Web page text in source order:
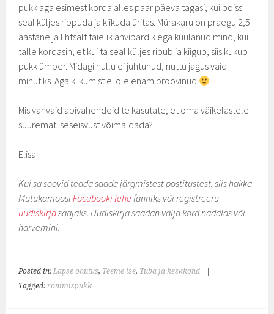
pukk aga esimest korda alles paar päeva tagasi, kui poiss
seal küljes rippuda ja kiikuda üritas. Mürakaru on praegu 2,5-
aastane ja lihtsalt täielik ahvipärdik ega kuulanud mind, kui
talle kordasin, et kui ta seal küljes ripub ja kiigub, siis kukub
pukk ümber. Midagi hullu ei juhtunud, nuttu jagus vaid
minutiks. Aga kiikumist ei ole enam proovinud
Mis vahvaid abivahendeid te kasutate, et oma väikelastele
suuremat iseseisvust võimaldada?
Elisa
Kui sa soovid teada saada järgmistest postitustest, siis hakka
MutukamoosiFacebooki lehe fänniks või registreeru
uudiskirjasaajaks. Uudiskirja saadan välja kord nädalas või
harvemini.
Posted in:Lapse ohutus, Teeme ise, Tuba ja keskkond
Tagged:ronimispukk